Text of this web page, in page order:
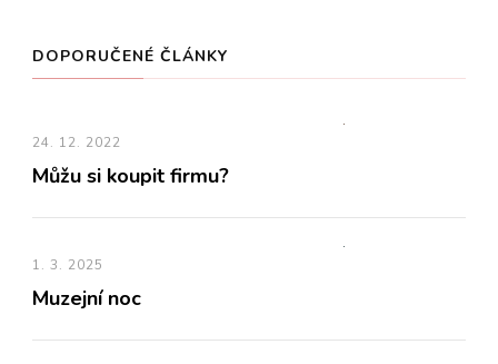
DOPORUČENÉ ČLÁNKY
24. 12. 2022
Můžu si koupit firmu?
1. 3. 2025
Muzejní noc